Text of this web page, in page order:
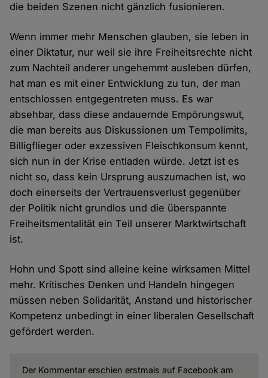
die beiden Szenen nicht gänzlich fusionieren.
Wenn immer mehr Menschen glauben, sie leben in
einer Diktatur, nur weil sie ihre Freiheitsrechte nicht
zum Nachteil anderer ungehemmt ausleben dürfen,
hat man es mit einer Entwicklung zu tun, der man
entschlossen entgegentreten muss. Es war
absehbar, dass diese andauernde Empörungswut,
die man bereits aus Diskussionen um Tempolimits,
Billigflieger oder exzessiven Fleischkonsum kennt,
sich nun in der Krise entladen würde. Jetzt ist es
nicht so, dass kein Ursprung auszumachen ist, wo
doch einerseits der Vertrauensverlust gegenüber
der Politik nicht grundlos und die überspannte
Freiheitsmentalität ein Teil unserer Marktwirtschaft
ist.
Hohn und Spott sind alleine keine wirksamen Mittel
mehr. Kritisches Denken und Handeln hingegen
müssen neben Solidarität, Anstand und historischer
Kompetenz unbedingt in einer liberalen Gesellschaft
gefördert werden.
Der Kommentar erschien erstmals auf Facebook am